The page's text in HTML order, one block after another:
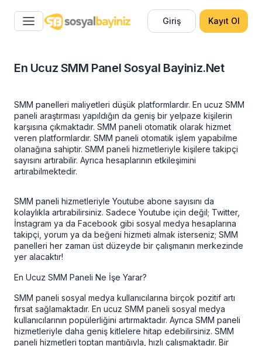
Giriş Kayıt Ol
En Ucuz SMM Panel Sosyal Bayiniz.Net
SMM panelleri maliyetleri düşük platformlardır. En ucuz SMM
paneli araştırması yapıldığın da geniş bir yelpaze kişilerin
karşısına çıkmaktadır. SMM paneli otomatik olarak hizmet
veren platformlardır. SMM paneli otomatik işlem yapabilme
olanağına sahiptir. SMM paneli hizmetleriyle kişilere takipçi
sayısını artırabilir. Ayrıca hesaplarının etkileşimini
artırabilmektedir.
SMM paneli hizmetleriyle Youtube abone sayısını da
kolaylıkla artırabilirsiniz. Sadece Youtube için değil; Twitter,
İnstagram ya da Facebook gibi sosyal medya hesaplarına
takipçi, yorum ya da beğeni hizmeti almak isterseniz; SMM
panelleri her zaman üst düzeyde bir çalışmanın merkezinde
yer alacaktır!
En Ucuz SMM Paneli Ne İşe Yarar?
SMM paneli sosyal medya kullanıcılarına birçok pozitif artı
fırsat sağlamaktadır. En ucuz SMM paneli sosyal medya
kullanıcılarının popülerliğini artırmaktadır. Ayrıca SMM paneli
hizmetleriyle daha geniş kitlelere hitap edebilirsiniz. SMM
paneli hizmetleri toptan mantığıyla, hızlı çalışmaktadır. Bir